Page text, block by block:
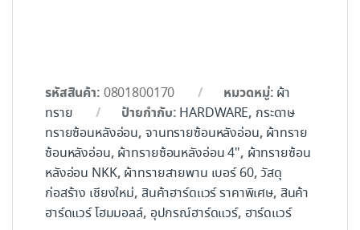
รหัสสินค้า: 0801800170 หมวดหมู่: ผ้า
ทราย
ป้ายกำกับ: HARDWARE, กระดาษ
ทรายซ้อนหลังอ่อน, จานทรายซ้อนหลังอ่อน, ผ้าทราย
ซ้อนหลังอ่อน, ผ้าทรายซ้อนหลังอ่อน 4", ผ้าทรายซ้อน
หลังอ่อน NKK, ผ้าทรายสายพาน เบอร์ 60,วัสดุ
ก่อสร้าง เชียงใหม่, สินค้าฮาร์ดแวร์ ราคาพิเศษ, สินค้า
ฮาร์ดแวร์ โฮมมอลล์, อุปกรณ์ฮาร์ดแวร์, ฮาร์ดแวร์